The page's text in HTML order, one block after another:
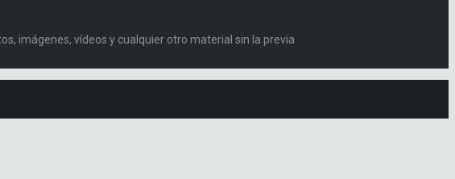
imágenes, vídeos y cualquier otro material sin la previa